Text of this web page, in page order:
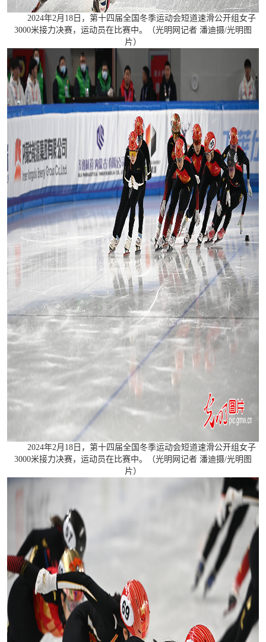
2024年2月18日，第十四届全国冬季运动会短道速滑公开组女子
3000米接力决赛，运动员在比赛中。（光明网记者 潘迪摄/光明图
片）
2024年2月18日，第十四届全国冬季运动会短道速滑公开组女子
3000米接力决赛，运动员在比赛中。（光明网记者 潘迪摄/光明图
片）